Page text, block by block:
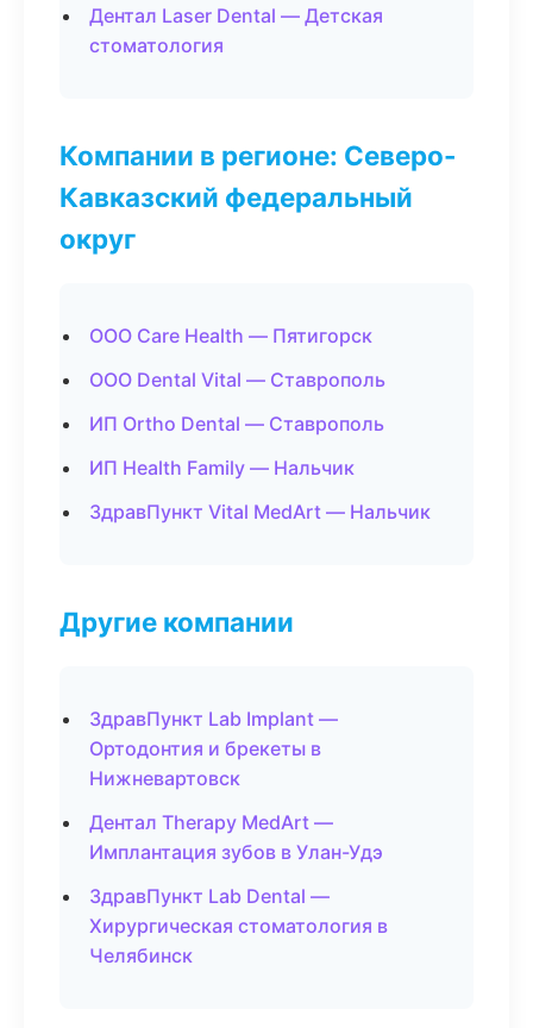
Дентал Laser Dental — Детская
стоматология
Компании в регионе: Северо-
Кавказский федеральный
округ
ООО Care Health — Пятигорск
ООО Dental Vital — Ставрополь
ИП Ortho Dental — Ставрополь
ИП Health Family — Нальчик
ЗдравПункт Vital MedArt — Нальчик
Другие компании
ЗдравПункт Lab Implant —
Ортодонтия и брекеты в
Нижневартовск
Дентал Therapy MedArt —
Имплантация зубов в Улан-Удэ
ЗдравПункт Lab Dental —
Хирургическая стоматология в
Челябинск